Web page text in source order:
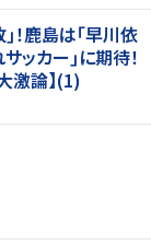
！鹿島は｢早川依
ッカー｣に期待！
激論】(1)